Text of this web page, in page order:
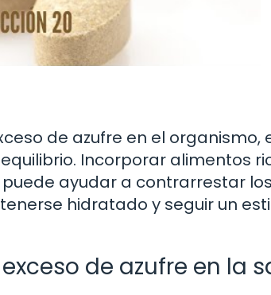
de azufre en el organismo,
Incorporar alimentos
ayudar a contrarrestar
hidratado y seguir un
de azufre en la